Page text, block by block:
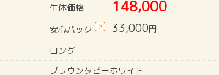
生体価格 148,000
安心パック ? 33,000円
ロング
ブラウンタビーホワイト